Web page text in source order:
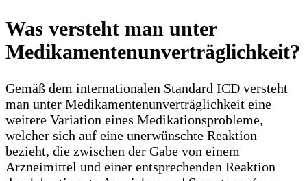
Was versteht man unter
Medikamentenunverträglichkeit?
Gemäß dem internationalen Standard ICD versteht
man unter Medikamentenunverträglichkeit eine
weitere Variation eines Medikationsprobleme,
welcher sich auf eine unerwünschte Reaktion
bezieht, die zwischen der Gabe von einem
Arzneimittel und einer entsprechenden Reaktion